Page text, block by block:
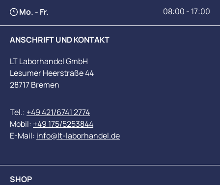
Mo. - Fr. 08:00 - 17:00
ANSCHRIFT UND KONTAKT
LT Laborhandel GmbH
Lesumer Heerstraße 44
28717 Bremen
Tel.: +49 421/6741 2774
Mobil: +49 175/5253844
E-Mail: info@lt-laborhandel.de
SHOP